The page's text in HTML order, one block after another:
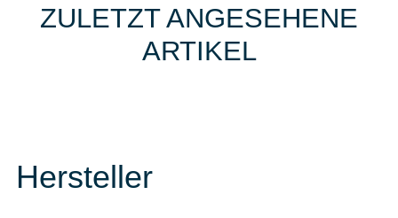
ZULETZT ANGESEHENE
ARTIKEL
Hersteller